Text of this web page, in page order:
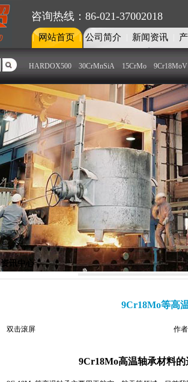
咨询热线：86-021-37002018
网站首页 公司简介 新闻资讯
HARDOX500 30CrMnSiA 15CrMo 9Cr18MoV
模具钢部
资讯中心
9Cr18Mo等高
双击滚屏 作
9Cr18Mo高温轴承材料